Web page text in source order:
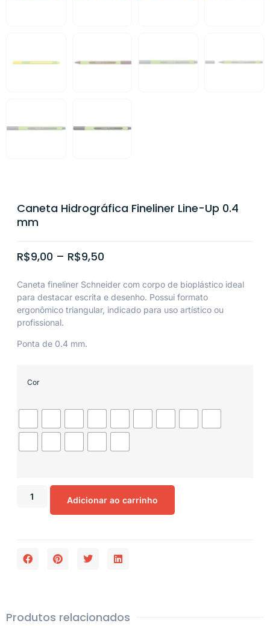
Caneta Hidrográfica Fineliner Line-Up 0.4
mm
R$9,00 – R$9,50
Caneta fineliner Schneider com corpo de bioplástico ideal
para destacar escrita e desenho. Possui formato
ergonômico triangular, indicado para uso artístico ou
profissional.
Ponta de 0.4 mm.
Cor
Adicionar ao carrinho
Produtos relacionados